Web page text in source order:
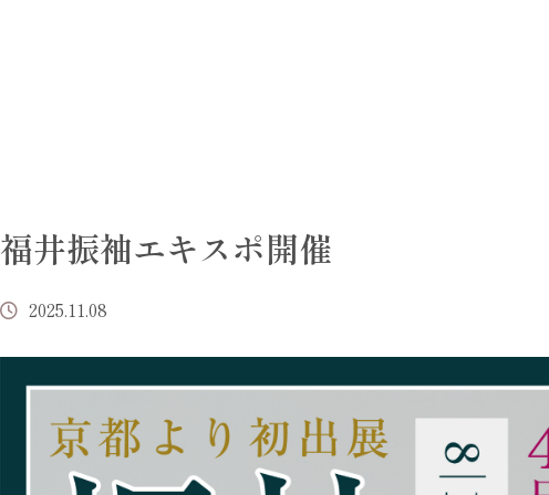
福井振袖エキスポ開催
2025.11.08